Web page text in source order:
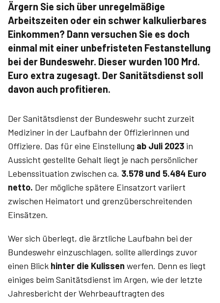
Ärgern Sie sich über unregelmäßige
Arbeitszeiten oder ein schwer kalkulierbares
Einkommen? Dann versuchen Sie es doch
einmal mit einer unbefristeten Festanstellung
bei der Bundeswehr. Dieser wurden 100 Mrd.
Euro extra zugesagt. Der Sanitätsdienst soll
davon auch profitieren.
Der Sanitätsdienst der Bundeswehr sucht zurzeit
Mediziner in der Laufbahn der Offizierinnen und
Offiziere. Das für eine Einstellung ab Juli 2023 in
Aussicht gestellte Gehalt liegt je nach persönlicher
Lebenssituation zwischen ca. 3.578 und 5.484 Euro
netto. Der mögliche spätere Einsatzort variiert
zwischen Heimatort und grenz­überschreitenden
Einsätzen.
Wer sich überlegt, die ärztliche Laufbahn bei der
Bundeswehr einzuschlagen, sollte allerdings zuvor
einen Blick hinter die Kulissen werfen. Denn es liegt
einiges beim Sanitätsdienst im Argen, wie der letzte
Jahresbericht der Wehrbeauftragten des